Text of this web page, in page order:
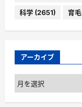
科学 (2651) 育毛
アーカイブ
ア
ー
カ